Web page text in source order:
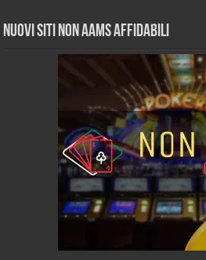
Nuovi siti non AAMS affidabili